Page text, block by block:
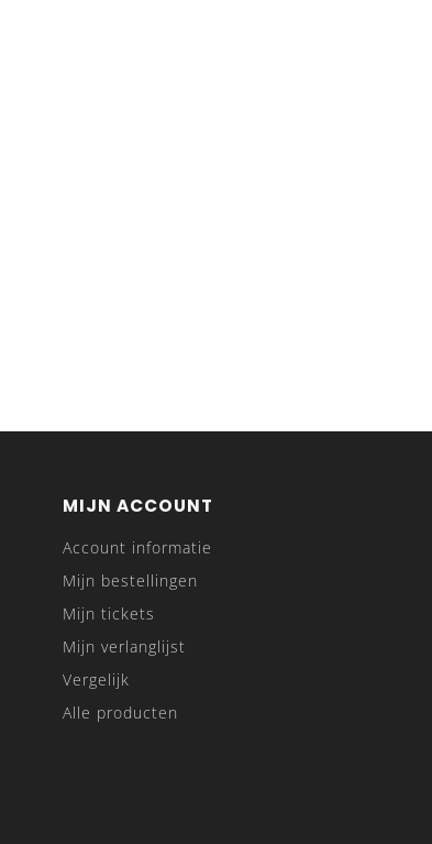
MIJN ACCOUNT
Account informatie
Mijn bestellingen
Mijn tickets
Mijn verlanglijst
Vergelijk
Alle producten